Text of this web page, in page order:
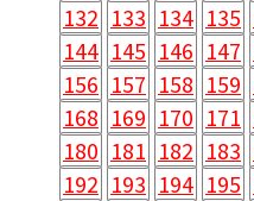
132 133 134 135
144 145 146 147
156 157 158 159
168 169 170 171
180 181 182 183
192 193 194 195